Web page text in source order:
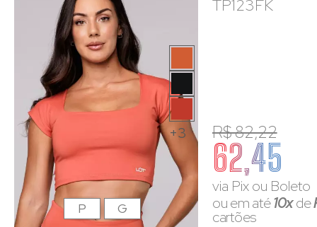
+3
TP123FK
R$ 82,22
62,45
via Pix ou Boleto
ou em até10xde
cartões
P G